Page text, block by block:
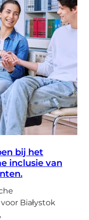
bij het
inclusie van
Białystok